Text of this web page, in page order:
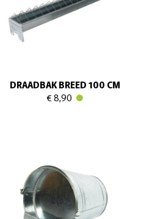
DRAADBAK BREED 100 CM
€ 8,90